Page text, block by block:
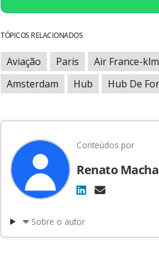
TÓPICOS RELACIONADOS
Aviação Paris Air France-klm
Amsterdam
Hub Hub De
Conteúdos por
Renato
Sobre o autor